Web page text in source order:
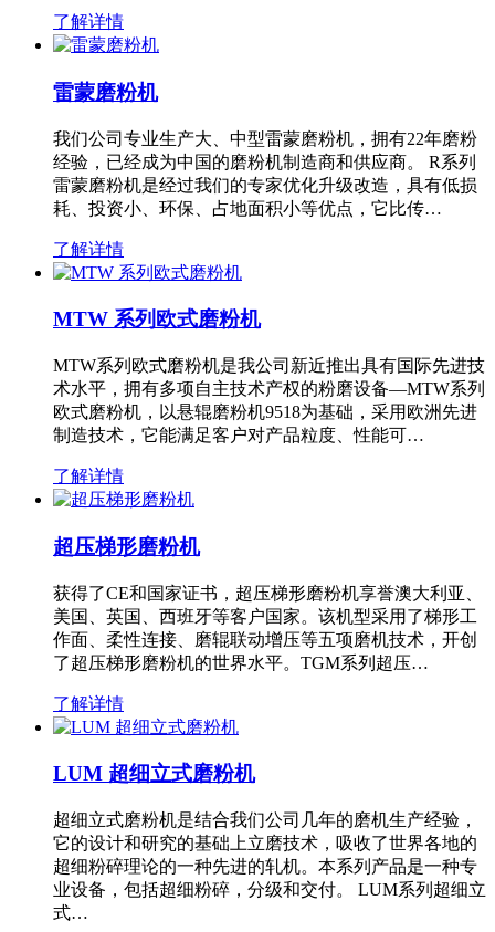
了解详情
雷蒙磨粉机
我们公司专业生产大、中型雷蒙磨粉机，拥有22年磨粉
经验，已经成为中国的磨粉机制造商和供应商。 R系列
雷蒙磨粉机是经过我们的专家优化升级改造，具有低损
耗、投资小、环保、占地面积小等优点，它比传…
了解详情
MTW 系列欧式磨粉机
MTW系列欧式磨粉机是我公司新近推出具有国际先进技
术水平，拥有多项自主技术产权的粉磨设备—MTW系列
欧式磨粉机，以悬辊磨粉机9518为基础，采用欧洲先进
制造技术，它能满足客户对产品粒度、性能可…
了解详情
超压梯形磨粉机
获得了CE和国家证书，超压梯形磨粉机享誉澳大利亚、
美国、英国、西班牙等客户国家。该机型采用了梯形工
作面、柔性连接、磨辊联动增压等五项磨机技术，开创
了超压梯形磨粉机的世界水平。TGM系列超压…
了解详情
LUM 超细立式磨粉机
超细立式磨粉机是结合我们公司几年的磨机生产经验，
它的设计和研究的基础上立磨技术，吸收了世界各地的
超细粉碎理论的一种先进的轧机。本系列产品是一种专
业设备，包括超细粉碎，分级和交付。 LUM系列超细立
式…